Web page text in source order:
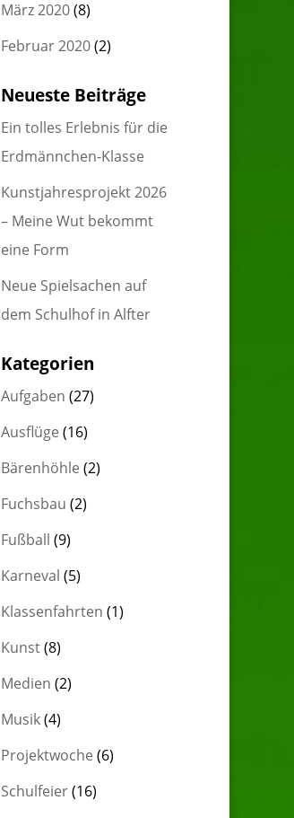
März 2020(8)
Februar 2020(2)
Neueste Beiträge
Ein tolles Erlebnis für die
Erdmännchen-Klasse
Kunstjahresprojekt 2026
– Meine Wut bekommt
eine Form
Neue Spielsachen auf
dem Schulhof in Alfter
Kategorien
Aufgaben (27)
Ausflüge (16)
Bärenhöhle (2)
Fuchsbau (2)
Fußball (9)
Karneval (5)
Klassenfahrten (1)
Kunst(8)
Medien (2)
Musik(4)
Projektwoche (6)
Schulfeier(16)